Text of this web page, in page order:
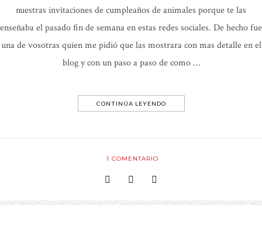
nuestras invitaciones de cumpleaños de animales porque te las
enseñaba el pasado fin de semana en estas redes sociales. De hecho fue
una de vosotras quien me pidió que las mostrara con mas detalle en el
blog y con un paso a paso de como …
CONTINÚA LEYENDO
1 COMENTARIO